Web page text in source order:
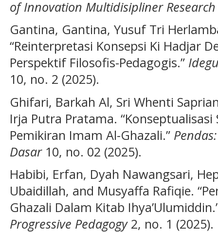
of Innovation Multidisipliner Research
Gantina, Gantina, Yusuf Tri
“Reinterpretasi Konsepsi Ki Hadjar
Perspektif Filosofis-Pedagogis.”
10, no. 2 (2025).
Ghifari, Barkah Al, Sri Whenti
Irja Putra Pratama.
Pemikiran Imam Al-Ghazali.”
Dasar10, no. 02 (2025).
Habibi, Erfan, Dyah Nawangsari,
Ubaidillah, and Musyaffa Rafiqie.
Ghazali Dalam Kitab
Progressive Pedagogy2, no. 1 (2025).